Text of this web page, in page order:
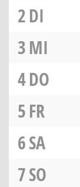
2DI
3MI
4DO
5FR
6SA
7SO